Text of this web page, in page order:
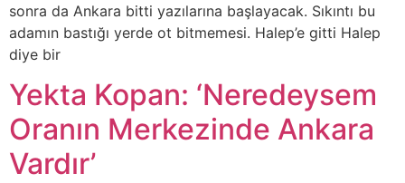
sonra da Ankara bitti yazılarına başlayacak. Sıkıntı bu
adamın bastığı yerde ot bitmemesi. Halep’e gitti Halep
diye bir
Yekta Kopan: ‘Neredeysem
Oranın Merkezinde Ankara
Vardır’